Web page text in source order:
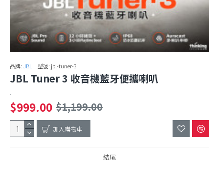
品牌: JBL 型號: jbl-tuner-3
JBL Tuner 3 收音機藍牙便攜喇叭
..
$999.00 $1,199.00
加入購物車
結尾